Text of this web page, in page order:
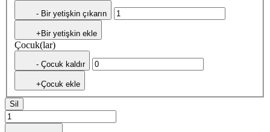
- Bir yetişkin çıkarın
+Bir yetişkin ekle
Çocuk(lar)
- Çocuk kaldır
+Çocuk ekle
Sil